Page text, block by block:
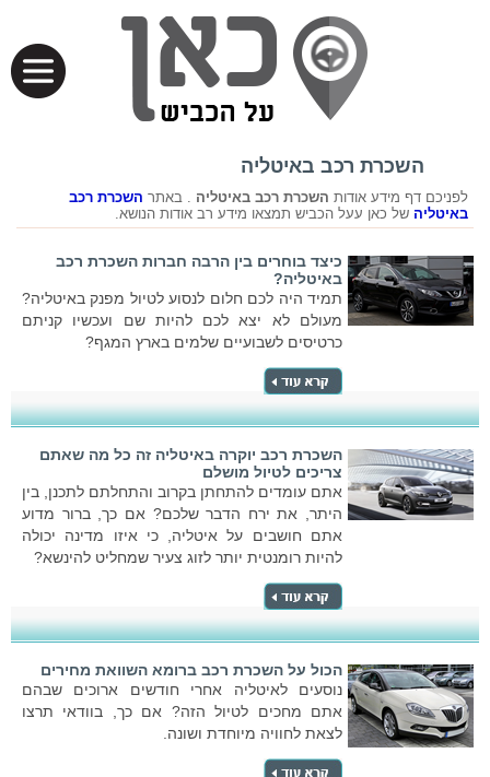
השכרת רכב באיטליה
לפניכם דף מידע אודות השכרת רכב באיטליה . באתר השכרת רכב
באיטליה של כאן עעל הכביש תמצאו מידע רב אודות הנושא.
כיצד בוחרים בין הרבה חברות השכרת רכב
באיטליה?
תמיד היה לכם חלום לנסוע לטיול מפנק באיטליה?
מעולם לא יצא לכם להיות שם ועכשיו קניתם
כרטיסים לשבועיים שלמים בארץ המגף?
השכרת רכב יוקרה באיטליה זה כל מה שאתם
צריכים לטיול מושלם
אתם עומדים להתחתן בקרוב והתחלתם לתכנן, בין
היתר, את ירח הדבר שלכם? אם כך, ברור מדוע
אתם חושבים על איטליה, כי איזו מדינה יכולה
להיות רומנטית יותר לזוג צעיר שמחליט להינשא?
הכול על השכרת רכב ברומא השוואת מחירים
נוסעים לאיטליה אחרי חודשים ארוכים שבהם
אתם מחכים לטיול הזה? אם כך, בוודאי תרצו
לצאת לחוויה מיוחדת ושונה.